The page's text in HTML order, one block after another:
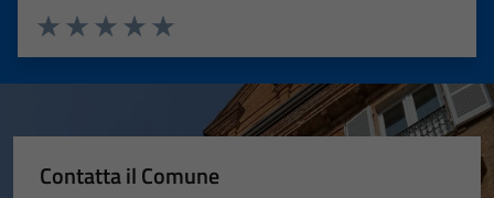
Valuta 5 stelle su 5
Valuta 4 stelle su 5
Valuta 3 stelle su 5
Valuta 2 stelle su 5
Valuta 1 stelle su 5
Contatta il Comune